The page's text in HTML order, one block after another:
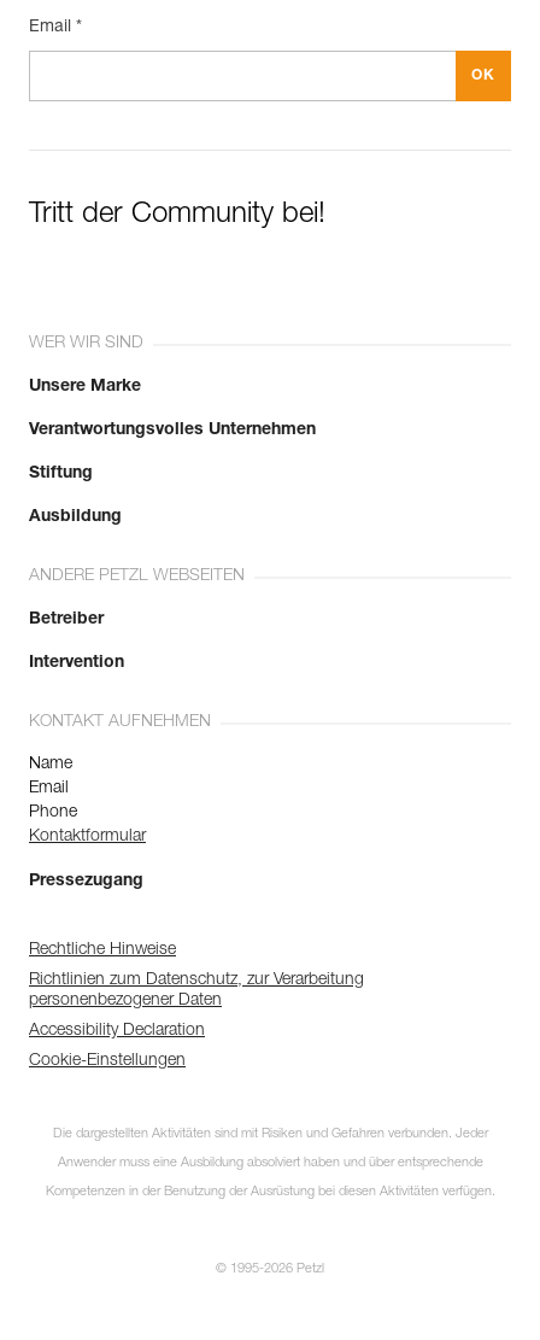
Email *
Tritt der Community bei!
WER WIR SIND
Unsere Marke
Verantwortungsvolles Unternehmen
Stiftung
Ausbildung
ANDERE PETZL WEBSEITEN
Betreiber
Intervention
KONTAKT AUFNEHMEN
Name
Email
Phone
Kontaktformular
Pressezugang
Rechtliche Hinweise
Richtlinien zum Datenschutz, zur Verarbeitung
personenbezogener Daten
Accessibility Declaration
Cookie-Einstellungen
Die dargestellten Aktivitäten sind mit Risiken und Gefahren verbunden. Jeder
Anwender muss eine Ausbildung absolviert haben und über entsprechende
Kompetenzen in der Benutzung der Ausrüstung bei diesen Aktivitäten verfügen.
© 1995-2026 Petzl